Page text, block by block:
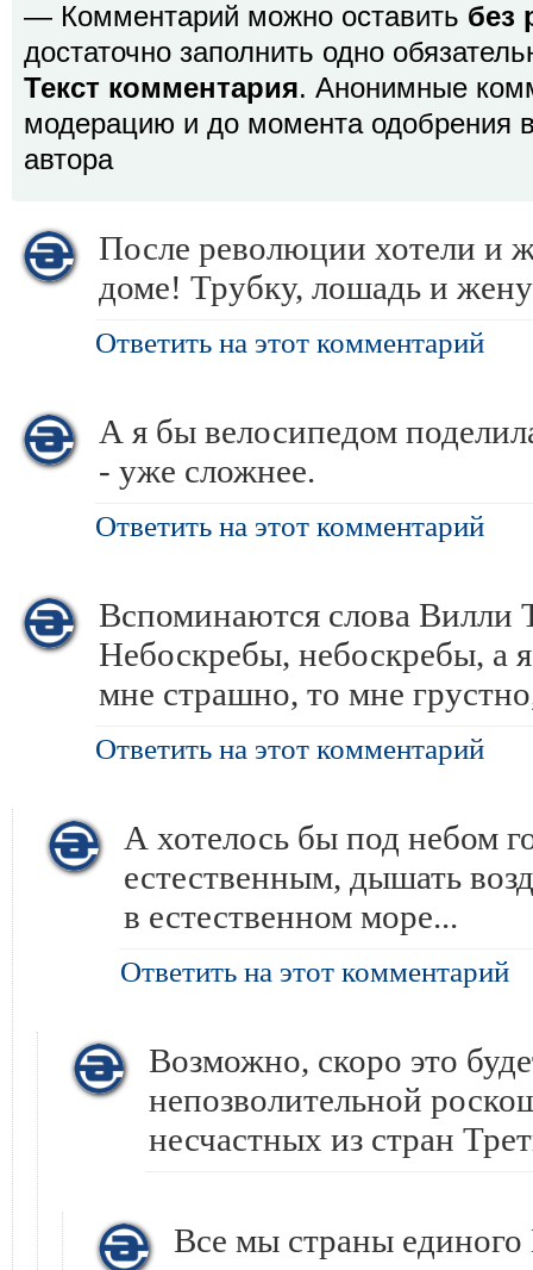
— Комментарий можно оставить без
достаточно заполнить одно
Текст комментария. Анонимные
модерацию и до момента одобрения
автора
После революции хотели и
доме! Трубку, лошадь и
Ответить на этот комментарий
А я бы велосипедом
- уже сложнее.
Ответить на этот комментарий
Вспоминаются слова Вилли
Небоскребы, небоскребы, а
мне страшно, то мне
Ответить на этот комментарий
А хотелось бы под небом
естественным, дышать
в естественном море...
Ответить на этот комментарий
Возможно, скоро это
непозволительной
несчастных из стран
Все мы страны